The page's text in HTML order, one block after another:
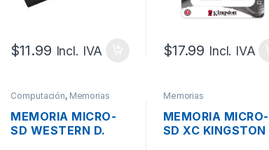
$11.99 Incl. IVA $17.99 Incl. IVA
Computación, Memorias
MEMORIA MICRO-
SD WESTERN D.
Memorias
MEMORIA MICRO-
SD XC KINGSTON